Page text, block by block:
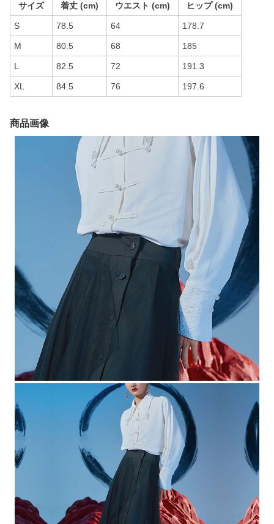
サイズ 着丈 (cm) ウエスト (cm) ヒップ (cm)
S 78.5 64 178.7
M 80.5 68 185
L 82.5 72 191.3
XL 84.5 76 197.6
商品画像